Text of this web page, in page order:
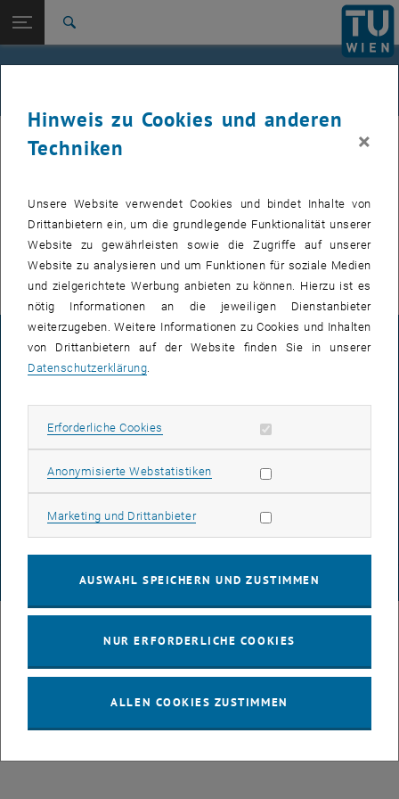
TU Login
Studium
International
Zur 1. Menü Ebene
TU Wien
Zurück: Subseiten von Wirtschaftskooperationen auflisten
Zurück zur letzten Ebene:
Wirtschaftskooperationen
Interne Angebote (Events, Veranstaltungen, Workshops, Konferenzen
Es gibt keine Veranstaltungen in der aktuellen Ansicht.
© TU Wien# 43491
IMPRESSUM
BARRIEREFREIHEITSERKLÄRUNG
DATENSCHUTZERKLÄRUNG (PDF)
Hinweis zu Cookies und anderen
Techniken
×
Unsere Website verwendet Cookies und bindet Inhalte von
Drittanbietern ein, um die grundlegende Funktionalität unserer
Website zu gewährleisten sowie die Zugriffe auf unserer
Website zu analysieren und um Funktionen für soziale Medien
und zielgerichtete Werbung anbieten zu können. Hierzu ist es
nötig Informationen an die jeweiligen Dienstanbieter
weiterzugeben. Weitere Informationen zu Cookies und Inhalten
von Drittanbietern auf der Website finden Sie in unserer
Datenschutzerklärung.
Erforderliche Cookies Erforderliche Cookies zulassen
Anonymisierte WebstatistikenStatistik Cookies zulassen
Marketing und DrittanbieterMarketing Cookies zulassen
AUSWAHL SPEICHERN UND ZUSTIMMEN
NUR ERFORDERLICHE COOKIES
ALLEN COOKIES ZUSTIMMEN